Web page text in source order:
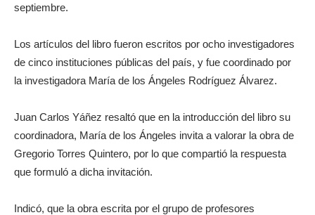
septiembre.
Los artículos del libro fueron escritos por ocho investigadores
de cinco instituciones públicas del país, y fue coordinado por
la investigadora María de los Ángeles Rodríguez Álvarez.
Juan Carlos Yáñez resaltó que en la introducción del libro su
coordinadora, María de los Ángeles invita a valorar la obra de
Gregorio Torres Quintero, por lo que compartió la respuesta
que formuló a dicha invitación.
Indicó, que la obra escrita por el grupo de profesores